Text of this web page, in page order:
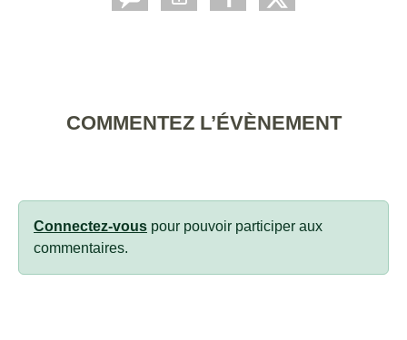
COMMENTEZ L’ÉVÈNEMENT
Connectez-vous pour pouvoir participer aux
commentaires.